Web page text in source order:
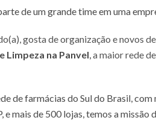
de um grande time em uma
gosta de organização e novos
Limpeza na Panvel,a maior rede
de farmácias do Sul do Brasil,
e mais de 500 lojas, temos a